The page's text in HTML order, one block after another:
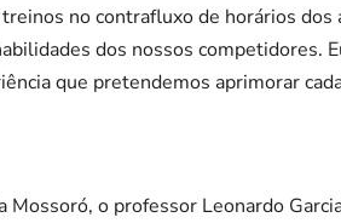
no contrafluxo de horários
dos nossos competidores.
que pretendemos aprimorar
Mossoró, o professor Leonardo